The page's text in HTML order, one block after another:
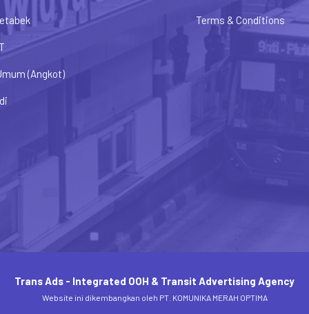
(Angkot)
Terms & Conditions
Trans Ads - Integrated OOH & Transit Advertising Agency
Website ini dikembangkan oleh PT. KOMUNIKA MERAH OPTIMA